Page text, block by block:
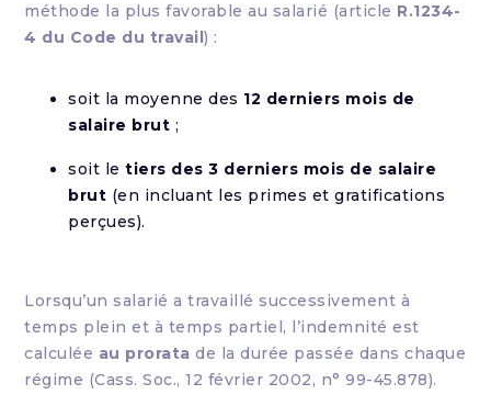
méthode la plus favorable au salarié (article R.1234-
4 du Code du travail) :
soit la moyenne des 12 derniers mois de
salaire brut ;
soit letiers des 3 derniers mois de salaire
brut (en incluant les primes et gratifications
perçues).
Lorsqu’un salarié a travaillé successivement à
temps plein et à temps partiel, l’indemnité est
calculée au prorata de la durée passée dans chaque
régime (Cass. Soc., 12 février 2002, n° 99-45.878).